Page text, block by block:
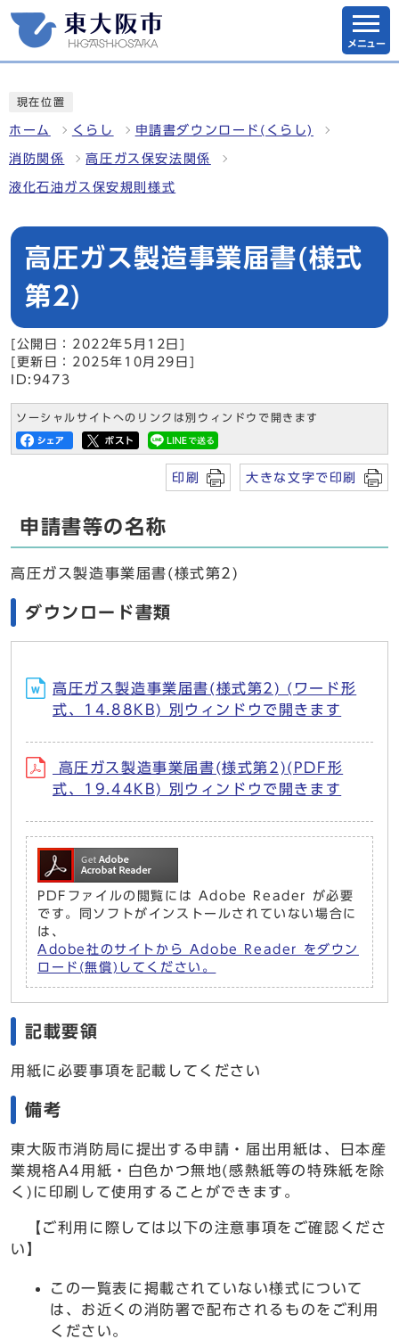
メニュー
現在位置
ホーム くらし 申請書ダウンロード(くらし)
消防関係 高圧ガス保安法関係
液化石油ガス保安規則様式
高圧ガス製造事業届書(様式
第2)
[公開日：2022年5月12日]
[更新日：2025年10月29日]
ID:9473
ソーシャルサイトへのリンクは別ウィンドウで開きます
印刷 大きな文字で印刷
申請書等の名称
高圧ガス製造事業届書(様式第2)
ダウンロード書類
高圧ガス製造事業届書(様式第2) (ワード形
式、14.88KB) 別ウィンドウで開きます
高圧ガス製造事業届書(様式第2)(PDF形
式、19.44KB) 別ウィンドウで開きます
PDFファイルの閲覧には Adobe Reader が必要
です。同ソフトがインストールされていない場合に
は、
Adobe社のサイトから Adobe Reader をダウン
ロード(無償)してください。
記載要領
用紙に必要事項を記載してください
備考
東大阪市消防局に提出する申請・届出用紙は、日本産
業規格A4用紙・白色かつ無地(感熱紙等の特殊紙を除
く)に印刷して使用することができます。
【ご利用に際しては以下の注意事項をご確認くださ
い】
この一覧表に掲載されていない様式について
は、お近くの消防署で配布されるものをご利用
ください。